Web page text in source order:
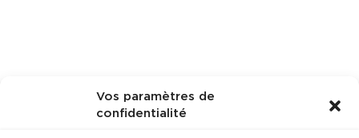
Vos paramètres de
confidentialité